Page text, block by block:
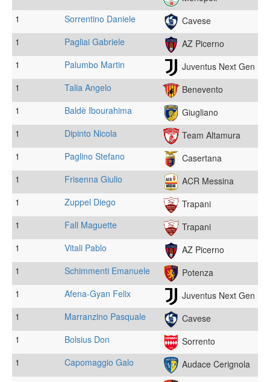
1
Sorrentino Daniele
Cavese
1
Pagliai Gabriele
AZ Picerno
1
Palumbo Martin
Juventus Next Gen
1
Talia Angelo
Benevento
1
Baldè Ibourahima
Giugliano
1
Dipinto Nicola
Team Altamura
1
Paglino Stefano
Casertana
1
Frisenna Giulio
ACR Messina
1
Zuppel Diego
Trapani
1
Fall Maguette
Trapani
1
Vitali Pablo
AZ Picerno
1
Schimmenti Emanuele
Potenza
1
Afena-Gyan Felix
Juventus Next Gen
1
Marranzino Pasquale
Cavese
1
Bolsius Don
Sorrento
1
Capomaggio Galo
Audace Cerignola